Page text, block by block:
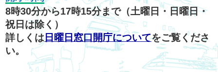
8時30分から17時15分まで（土曜日・日曜日・
祝日は除く）
詳しくは 日曜日窓口開庁についてをご覧くださ
い。